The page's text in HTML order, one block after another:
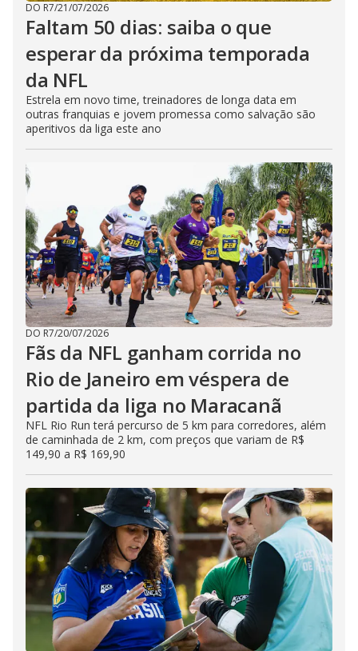
DO R7/21/07/2026
Faltam 50 dias: saiba o que
esperar da próxima temporada
da NFL
Estrela em novo time, treinadores de longa data em
outras franquias e jovem promessa como salvação são
aperitivos da liga este ano
DO R7/20/07/2026
Fãs da NFL ganham corrida no
Rio de Janeiro em véspera de
partida da liga no Maracanã
NFL Rio Run terá percurso de 5 km para corredores, além
de caminhada de 2 km, com preços que variam de R$
149,90 a R$ 169,90